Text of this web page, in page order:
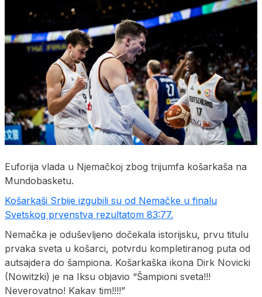
Euforija vlada u Njemačkoj zbog trijumfa košarkaša na
Mundobasketu.
Košarkaši Srbije izgubili su od Nemačke u finalu
Svetskog prvenstva rezultatom 83:77.
Nemačka je oduševljeno dočekala istorijsku, prvu titulu
prvaka sveta u košarci, potvrdu kompletiranog puta od
autsajdera do šampiona. Košarkaška ikona Dirk Novicki
(Nowitzki) je na Iksu objavio “Šampioni sveta!!!
Neverovatno! Kakav tim!!!!”